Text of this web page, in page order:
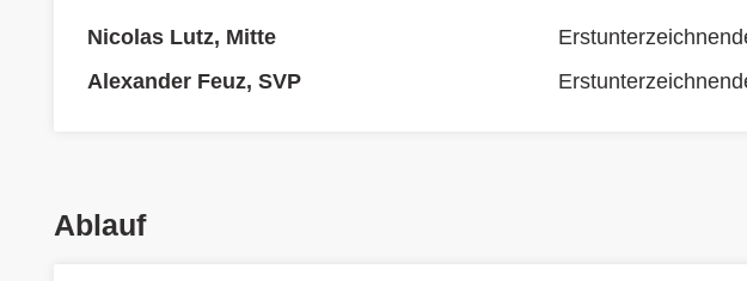
Nicolas Lutz, Mitte
Alexander Feuz, SVP
Ablauf